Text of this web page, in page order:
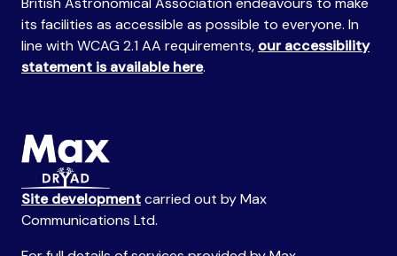
its facilities as accessible as possible to everyone. In
line with WCAG 2.1 AA requirements, our accessibility
statement is available here.
Site developmentcarried out by Max
Communications Ltd.